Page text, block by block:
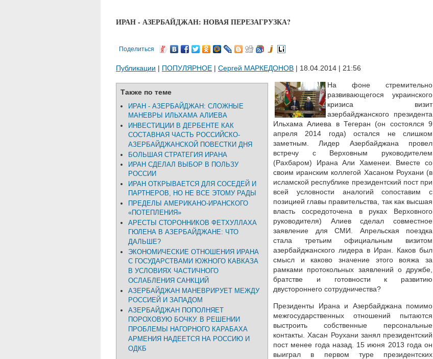
ИРАН - АЗЕРБАЙДЖАН: НОВАЯ ПЕРЕЗАГРУЗКА?
Поделиться
Публикации | ПОПУЛЯРНОЕ | Сергей МАРКЕДОНОВ | 18.04.2014 | 21:56
Также по теме
ИРАН - АЗЕРБАЙДЖАН: СЛОЖНЫЕ
МАНЕВРЫ ИЛЬХАМА АЛИЕВА
ИНВЕСТИЦИИ В ДЕРБЕНТЕ КАК
СОСТАВНАЯ ЧАСТЬ РОССИЙСКО-
АЗЕРБАЙДЖАНСКОЙ ПОВЕСТКИ ДНЯ
БОЛЬШАЯ СТРАТЕГИЯ ИРАНА
ИРАН СДЕЛАЛ ВЫБОР В ПОЛЬЗУ
РОССИИ
ИРАН ОТКРЫВАЕТСЯ ДЛЯ СОСЕДЕЙ И
ПАРТНЕРОВ, НО НЕ ВСЕ ЭТОМУ РАДЫ
ПРЕДЕЛЫ АМЕРИКАНО-ИРАНСКОГО
«ПОТЕПЛЕНИЯ»
АРЕСТЫ СТОРОННИКОВ ФЕТХУЛЛАХА
ГЮЛЕНА В АЗЕРБАЙДЖАНЕ: ЧТО
ДАЛЬШЕ?
ЭКОНОМИЧЕСКИЕ ОТНОШЕНИЯ ИРАНА
С ГОСУДАРСТВАМИ ЮЖНОГО КАВКАЗА
В УСЛОВИЯХ ЧАСТИЧНОГО
ОСЛАБЛЕНИЯ САНКЦИЙ
АЗЕРБАЙДЖАН МАНЕВРИРУЕТ МЕЖДУ
РОССИЕЙ И ЗАПАДОМ
АЗЕРБАЙДЖАН ПОПОЛНЯЕТ
ПОРОХОВУЮ БОЧКУ. В РЕШЕНИИ
ПРОБЛЕМЫ НАГОРНОГО КАРАБАХА
АРМЕНИЯ НАДЕЕТСЯ НА РОССИЮ И
ОДКБ
На фоне стремительно
развивающегося украинского
кризиса визит
азербайджанского президента
Ильхама Алиева в Тегеран (он состоялся 9
апреля 2014 года) остался не слишком
заметным. Лидер Азербайджана провел
встречу с Верховным руководителем
(Рахбаром) Ирана Али Хаменеи. Вместе со
своим иранским коллегой Хасаном Роухани (в
исламской республике президентский пост при
всей условности аналогий сопоставим с
позицией главы правительства, так как высшая
власть сосредоточена в руках Верховного
руководителя) Алиев сделал совместное
заявление для СМИ. Апрельская поездка
стала третьим официальным визитом
азербайджанского лидера в Иран. Каков был
смысл и каково значение этого вояжа за
рамками протокольных заявлений о дружбе,
братстве и готовности к развитию
двустороннего сотрудничества?
Президенты Ирана и Азербайджана помимо
межгосударственных отношений пытаются
выстроить собственные персональные
контакты. Хасан Роухани занял президентский
пост менее года назад. 15 июня 2013 года он
выиграл в первом туре президентских